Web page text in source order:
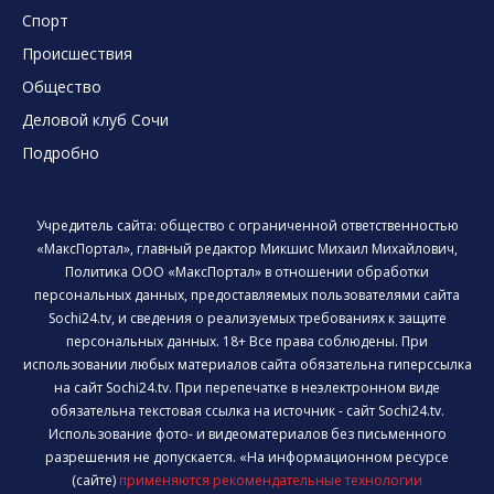
Спорт
Происшествия
Общество
Деловой клуб Сочи
Подробно
Учредитель сайта: общество с ограниченной ответственностью
«МаксПортал», главный редактор Микшис Михаил Михайлович,
Политика ООО «МаксПортал» в отношении обработки
персональных данных, предоставляемых пользователями сайта
Sochi24.tv, и сведения о реализуемых требованиях к защите
персональных данных. 18+ Все права соблюдены. При
использовании любых материалов сайта обязательна гиперссылка
на сайт Sochi24.tv. При перепечатке в неэлектронном виде
обязательна текстовая ссылка на источник - сайт Sochi24.tv.
Использование фото- и видеоматериалов без письменного
разрешения не допускается. «На информационном ресурсе
(сайте) применяются рекомендательные технологии